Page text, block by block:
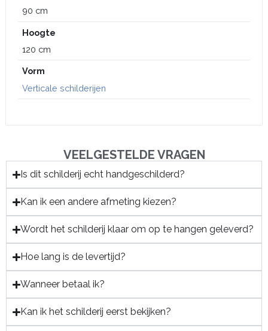
90 cm
Hoogte
120 cm
Vorm
Verticale schilderijen
VEELGESTELDE VRAGEN
Is dit schilderij echt handgeschilderd?
Kan ik een andere afmeting kiezen?
Wordt het schilderij klaar om op te hangen geleverd?
Hoe lang is de levertijd?
Wanneer betaal ik?
Kan ik het schilderij eerst bekijken?